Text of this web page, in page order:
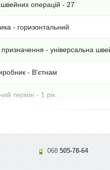
швейних операцій - 27
- горизонтальний
- універсальна
- В'єтнам
термін - 1 рік.
068 505-78-64